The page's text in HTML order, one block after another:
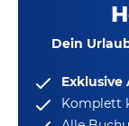
Dein
Exklusive
Komplett